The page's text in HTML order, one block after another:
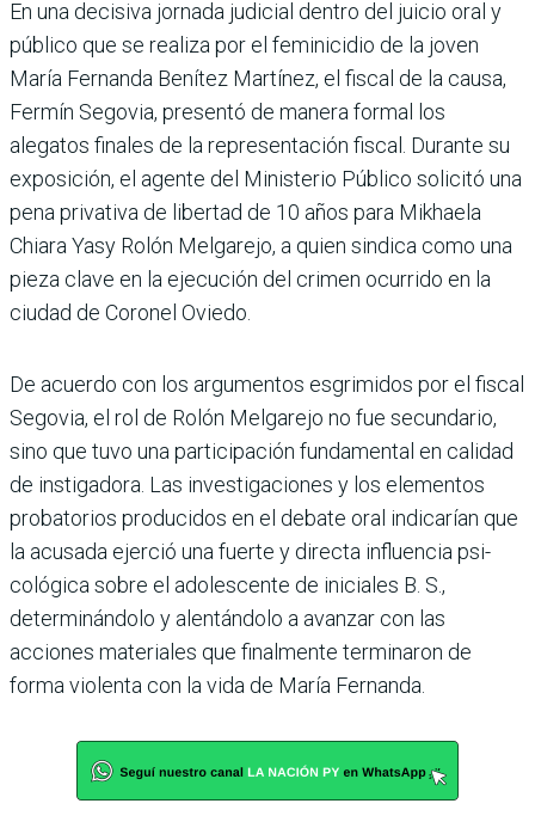
En una decisiva jornada judicial dentro del jui­cio oral y
público que se realiza por el feminicidio de la joven
María Fernanda Benítez Martínez, el fiscal de la causa,
Fermín Segovia, pre­sentó de manera formal los
alegatos finales de la repre­sentación fiscal. Durante su
exposición, el agente del Ministerio Público solicitó una
pena privativa de liber­tad de 10 años para Mikhaela
Chiara Yasy Rolón Melgarejo, a quien sindica como una
pieza clave en la ejecución del crimen ocurrido en la
ciudad de Coronel Oviedo.
De acuerdo con los argumentos esgrimidos por el fiscal
Sego­via, el rol de Rolón Melgarejo no fue secundario,
sino que tuvo una participación fundamen­tal en calidad
de instigadora. Las investigaciones y los ele­mentos
probatorios produci­dos en el debate oral indica­rían que
la acusada ejerció una fuerte y directa influencia psi­
cológica sobre el adolescente de iniciales B. S.,
determinándolo y alentándolo a avanzar con las
acciones materiales que final­mente terminaron de
forma violenta con la vida de María Fernanda.